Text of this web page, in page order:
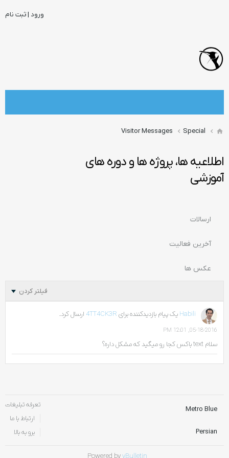
ورود | ثبت نام
Special
Visitor Messages
اطلاعیه ها، پروژه ها و دوره های
آموزشی
ارسالات
آخرین فعالیت
عکس ها
فیلتر کردن
Habili یک پیام بازدیدکننده برای 4TT4CK3R ارسال کرد.
05-18-2016, 12:01 PM
سلام text باکس کجا رو میگید که مشکل داره؟
Metro Blue
Persian
تعرفه تبلیغات
ارتباط با ما
برو به بالا
Powered byvBulletin